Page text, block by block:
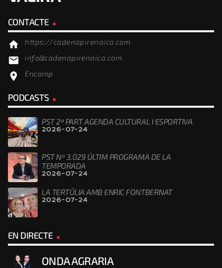
CONTACTE
home https://cadenapirenaica.com
email info@cadenapirenaica.com
location_on Encamp
PODCASTS
PST 2ª PART AGENDA CULTURAL I ESPORTIVA
2026-07-24
PST Nº 3.029 ÚLTIM PROGRAMA DE LA
TEMPORADA
2026-07-24
LA TERTÚLIA AMB ENRIC FONTBERNAT
2026-07-24
EN DIRECTE
ONDA AGRARIA